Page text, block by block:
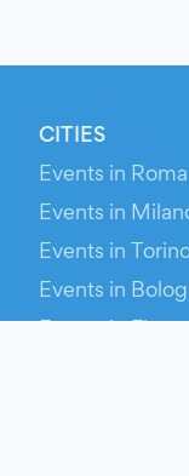
CITIES
Events in Roma
Events in
Events in
Events in
Events in